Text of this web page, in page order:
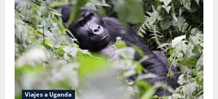
en
Uganda
Viajes a Uganda